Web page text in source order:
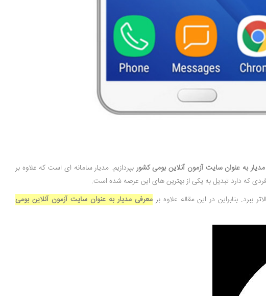
به عنوان سایت آزمون آنلاین بومی کشوربپردازیم. مدیار سامانه ای است که علاوه بر
که دارد تبدیل به یکی از بهترین های این عرصه شده است.
ببرد. بنابراین در این مقاله علاوه برمعرفی مدیار به عنوان سایت آزمون آنلاین بومی